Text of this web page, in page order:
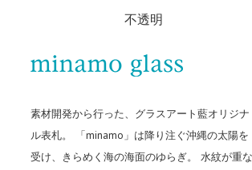
不透明
素材開発から行った、グラスアート藍オリジナ
ル表札。 「minamo」は降り注ぐ沖縄の太陽を
受け、きらめく海の海面のゆらぎ。 水紋が重な